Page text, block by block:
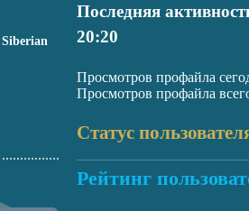
Последняя
20:20
Просмотров профайла
Просмотров профайла
Статус
Рейтинг